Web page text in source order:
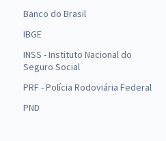
Banco do Brasil
IBGE
INSS - Instituto Nacional do
Seguro Social
PRF - Polícia Rodoviária Federal
PND